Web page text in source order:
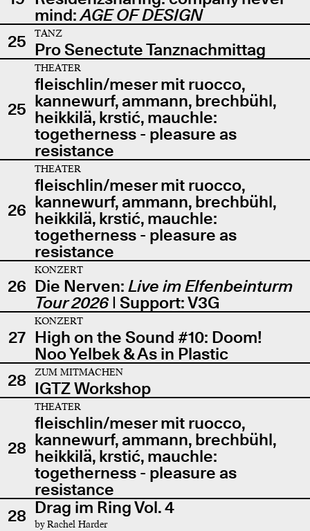
mind:AGE OF DESIGN
25
TANZ
Pro Senectute Tanznachmittag
25
THEATER
fleischlin/meser mit ruocco,
kannewurf, ammann, brechbühl,
heikkilä, krstić, mauchle:
togetherness - pleasure as
resistance
26
THEATER
fleischlin/meser mit ruocco,
kannewurf, ammann, brechbühl,
heikkilä, krstić, mauchle:
togetherness - pleasure as
resistance
26
KONZERT
Die Nerven: Live im Elfenbeinturm
Tour 2026| Support: V3G
27
KONZERT
High on the Sound #10: Doom!
Noo Yelbek & As in Plastic
28
ZUM MITMACHEN
IGTZ Workshop
28
THEATER
fleischlin/meser mit ruocco,
kannewurf, ammann, brechbühl,
heikkilä, krstić, mauchle:
togetherness - pleasure as
resistance
28 Drag im Ring Vol. 4
by Rachel Harder